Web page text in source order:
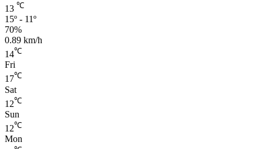
13 ℃
15º - 11º
70%
0.89 km/h
14℃
Fri
17℃
Sat
12℃
Sun
12℃
Mon